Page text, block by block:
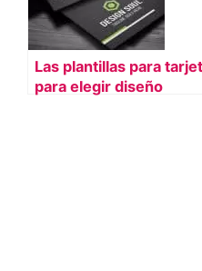
Las plantillas para
para elegir diseño